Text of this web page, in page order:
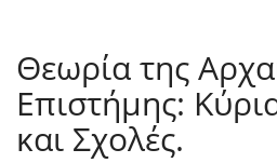
Θεωρία της
Επιστήμης:
και Σχολές.